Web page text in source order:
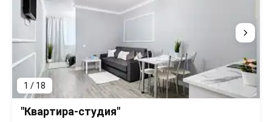
1 / 18
"Квартира-студия"